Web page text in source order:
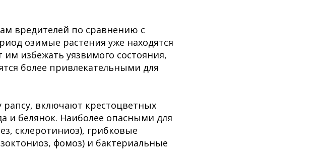
вредителей по сравнению с
озимые растения уже находятся
им избежать уязвимого состояния,
более привлекательными для
включают крестоцветных
и белянок. Наиболее опасными для
склеротиниоз), грибковые
фомоз) и бактериальные